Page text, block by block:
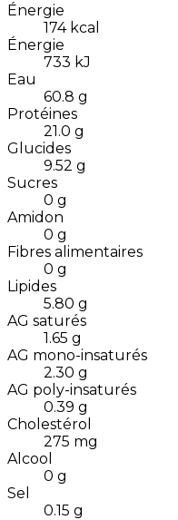
Énergie
174 kcal
Énergie
733 kJ
Eau
60.8 g
Protéines
21.0 g
Glucides
9.52 g
Sucres
0 g
Amidon
0 g
Fibres alimentaires
0 g
Lipides
5.80 g
AG saturés
1.65 g
AG mono-insaturés
2.30 g
AG poly-insaturés
0.39 g
Cholestérol
275 mg
Alcool
0 g
Sel
0.15 g